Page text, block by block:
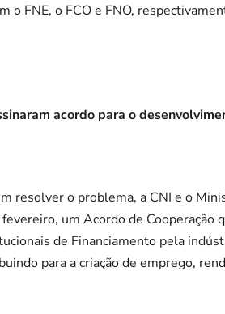
o FNE, o FCO e FNO,
acordo para o
resolver o problema, a CNI e o
um Acordo de
de Financiamento pela
para a criação de emprego,